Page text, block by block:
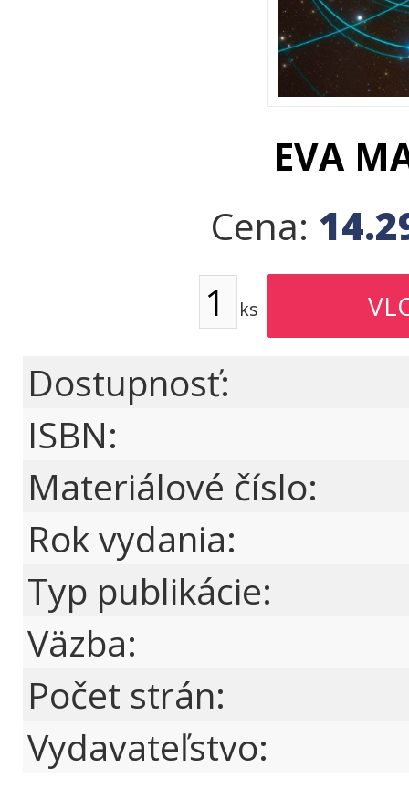
EVA
Cena:
ks
Dostupnosť:
ISBN:
Materiálové číslo:
Rok vydania:
Typ publikácie:
Väzba:
Počet strán:
Vydavateľstvo: